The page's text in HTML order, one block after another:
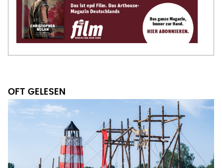
OFT GELESEN